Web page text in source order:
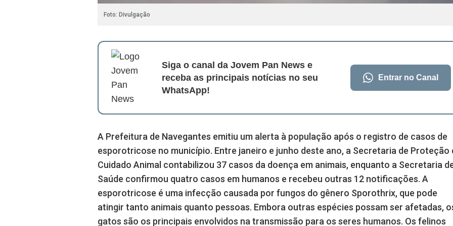
Foto: Divulgação
Siga o canal da Jovem Pan News e
receba as principais notícias no seu
WhatsApp!
Entrar no Canal
A Prefeitura de Navegantes emitiu um alerta à população após o registro de casos de
esporotricose no município. Entre janeiro e junho deste ano, a Secretaria de Proteção
Cuidado Animal contabilizou 37 casos da doença em animais, enquanto a Secretaria
Saúde confirmou quatro casos em humanos e recebeu outras 12 notificações. A
esporotricose é uma infecção causada por fungos do gênero Sporothrix, que pode
atingir tanto animais quanto pessoas. Embora outras espécies possam ser afetadas,
gatos são os principais envolvidos na transmissão para os seres humanos. Os felinos